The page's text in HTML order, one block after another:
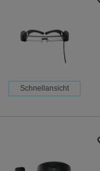
Schnellansicht